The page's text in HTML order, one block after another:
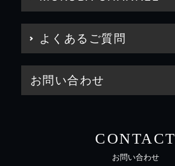
よくあるご質問
お問い合わせ
CONTACT
お問い合わせ